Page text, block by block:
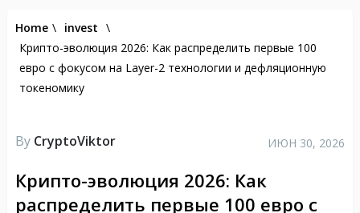
Home \ invest \
Крипто-эволюция 2026: Как распределить первые 100
евро с фокусом на Layer-2 технологии и дефляционную
токеномику
By CryptoViktor ИЮН 30, 2026
Крипто-эволюция 2026: Как
распределить первые 100 евро с